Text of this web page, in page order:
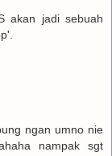
akan jadi sebuah
ngan umno nie
nampak sgt